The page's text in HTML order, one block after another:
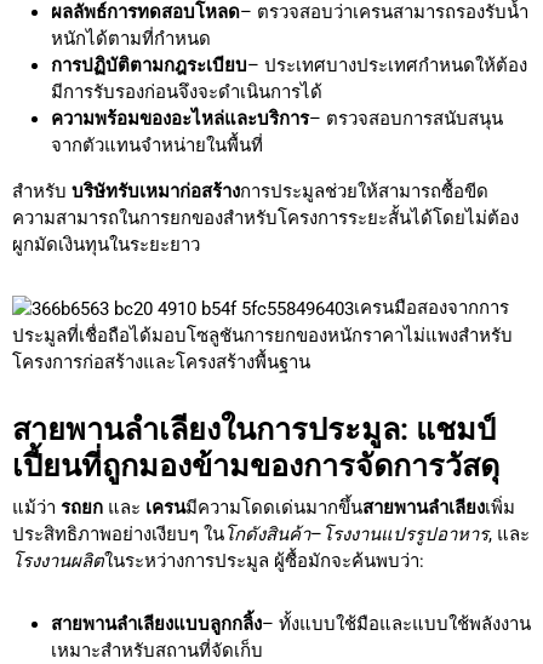
ผลลัพธ์การทดสอบโหลด– ตรวจสอบว่าเครนสามารถรองรับน้ำ
หนักได้ตามที่กำหนด
การปฏิบัติตามกฎระเบียบ– ประเทศบางประเทศกำหนดให้ต้อง
มีการรับรองก่อนจึงจะดำเนินการได้
ความพร้อมของอะไหล่และบริการ– ตรวจสอบการสนับสนุน
จากตัวแทนจำหน่ายในพื้นที่
สำหรับ บริษัทรับเหมาก่อสร้างการประมูลช่วยให้สามารถซื้อขีด
ความสามารถในการยกของสำหรับโครงการระยะสั้นได้โดยไม่ต้อง
ผูกมัดเงินทุนในระยะยาว
เครนมือสองจากการ
ประมูลที่เชื่อถือได้มอบโซลูชันการยกของหนักราคาไม่แพงสำหรับ
โครงการก่อสร้างและโครงสร้างพื้นฐาน
สายพานลำเลียงในการประมูล: แชมป์
เปี้ยนที่ถูกมองข้ามของการจัดการวัสดุ
แม้ว่า รถยก และ เครนมีความโดดเด่นมากขึ้นสายพานลำเลียงเพิ่ม
ประสิทธิภาพอย่างเงียบๆ ในโกดังสินค้า– โรงงานแปรรูปอาหาร, และ
โรงงานผลิตในระหว่างการประมูล ผู้ซื้อมักจะค้นพบว่า:
สายพานลำเลียงแบบลูกกลิ้ง– ทั้งแบบใช้มือและแบบใช้พลังงาน
เหมาะสำหรับสถานที่จัดเก็บ